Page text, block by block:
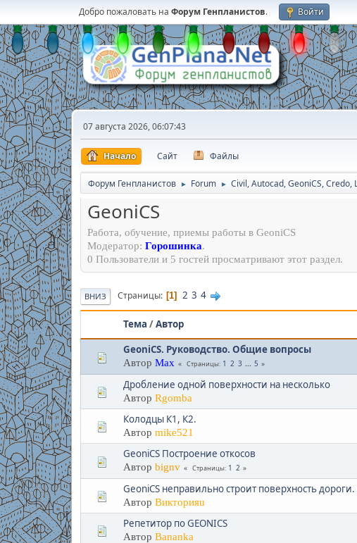
Добро пожаловать на Форум Генпланистов. Войти
07 августа 2026, 06:07:43
Начало Сайт Файлы
Форум Генпланистов ► Forum ► Civil, Autocad, GeoniCS, Credo,
GeoniCS
Работа, обучение, приемы работы в GeoniCS
Модератор: Горошинка.
0 Пользователи и 5 гостей просматривают этот раздел.
ВНИЗ Страницы 1 2 3 4
Тема /Автор
GeoniCS. Руководство. Общие вопросы
Автор Max Страницы 1 2 3 ... 5
Дробление одной поверхности на несколько
Автор Rgomba
Колодцы К1, К2.
Автор mike521
GeoniCS Построение откосов
Автор bignv Страницы 1 2
GeoniCS неправильно строит поверхность
Автор Викторияu
Репетитор по GEONICS
Автор Bananka